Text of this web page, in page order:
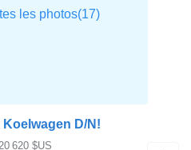
Koelwagen D/N!
620 $US